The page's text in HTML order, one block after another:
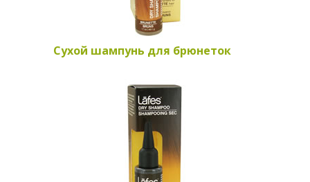
Сухой шампунь для брюнеток